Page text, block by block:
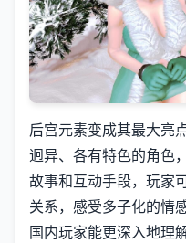
后宫元素变成其最大亮
迥异、各有特色的角色
故事和互动手段，玩家
关系，感受多子化的情
国内玩家能更深入地理